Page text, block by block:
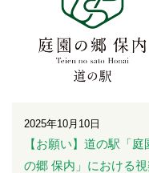
2025年10月10日
【お願い】道の駅「庭
の郷 保内」における視